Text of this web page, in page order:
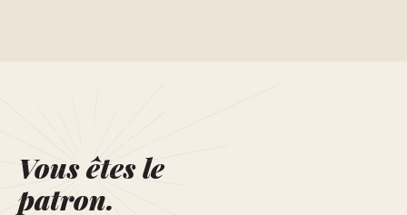
Vous êtes le
patron.